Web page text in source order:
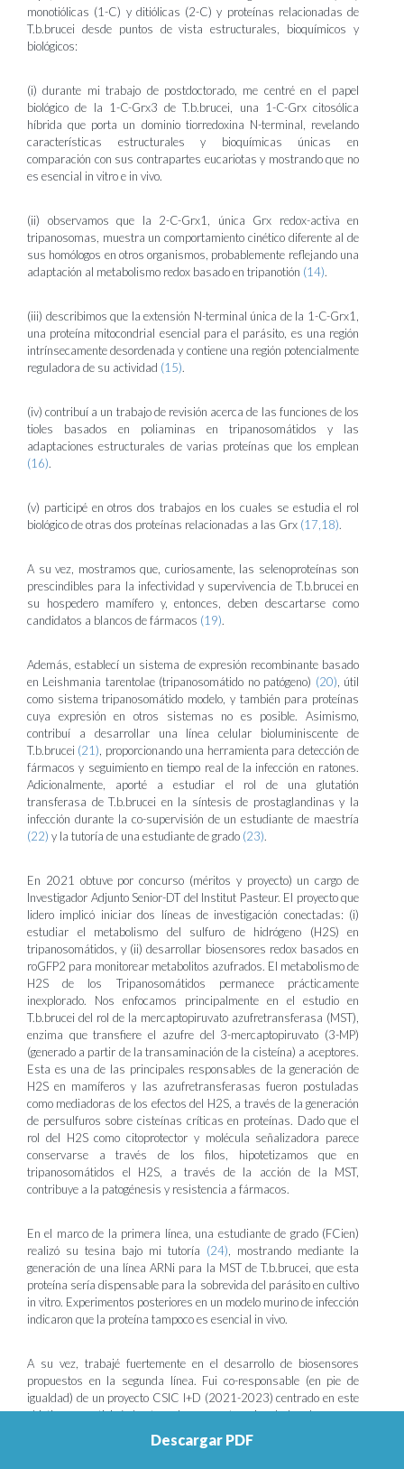
monotiólicas (1-C) y ditiólicas (2-C) y proteínas relacionadas de
T.b.brucei desde puntos de vista estructurales, bioquímicos y
biológicos:
(i) durante mi trabajo de postdoctorado, me centré en el papel
biológico de la 1-C-Grx3 de T.b.brucei, una 1-C-Grx citosólica
híbrida que porta un dominio tiorredoxina N-terminal, revelando
características estructurales y bioquímicas únicas en
comparación con sus contrapartes eucariotas y mostrando que no
es esencial in vitro e in vivo.
(ii) observamos que la 2-C-Grx1, única Grx redox-activa en
tripanosomas, muestra un comportamiento cinético diferente al de
sus homólogos en otros organismos, probablemente reflejando una
adaptación al metabolismo redox basado en tripanotión (14).
(iii) describimos que la extensión N-terminal única de la 1-C-Grx1,
una proteína mitocondrial esencial para el parásito, es una región
intrínsecamente desordenada y contiene una región potencialmente
reguladora de su actividad (15).
(iv) contribuí a un trabajo de revisión acerca de las funciones de los
tioles basados en poliaminas en tripanosomátidos y las
adaptaciones estructurales de varias proteínas que los emplean
(16).
(v) participé en otros dos trabajos en los cuales se estudia el rol
biológico de otras dos proteínas relacionadas a las Grx (17, 18).
A su vez, mostramos que, curiosamente, las selenoproteínas son
prescindibles para la infectividad y supervivencia de T.b.brucei en
su hospedero mamífero y, entonces, deben descartarse como
candidatos a blancos de fármacos (19).
Además, establecí un sistema de expresión recombinante basado
en Leishmania tarentolae (tripanosomátido no patógeno) (20) , útil
como sistema tripanosomátido modelo, y también para proteínas
cuya expresión en otros sistemas no es posible. Asimismo,
contribuí a desarrollar una línea celular bioluminiscente de
T.b.brucei (21) , proporcionando una herramienta para detección de
fármacos y seguimiento en tiempo real de la infección en ratones.
Adicionalmente, aporté a estudiar el rol de una glutatión
transferasa de T.b.brucei en la síntesis de prostaglandinas y la
infección durante la co-supervisión de un estudiante de maestría
(22) y la tutoría de una estudiante de grado (23).
En 2021 obtuve por concurso (méritos y proyecto) un cargo de
Investigador Adjunto Senior-DT del Institut Pasteur. El proyecto que
lidero implicó iniciar dos líneas de investigación conectadas: (i)
estudiar el metabolismo del sulfuro de hidrógeno (H2S) en
tripanosomátidos, y (ii) desarrollar biosensores redox basados en
roGFP2 para monitorear metabolitos azufrados. El metabolismo de
H2S de los Tripanosomátidos permanece prácticamente
inexplorado. Nos enfocamos principalmente en el estudio en
T.b.brucei del rol de la mercaptopiruvato azufretransferasa (MST),
enzima que transfiere el azufre del 3-mercaptopiruvato (3-MP)
(generado a partir de la transaminación de la cisteína) a aceptores.
Esta es una de las principales responsables de la generación de
H2S en mamíferos y las azufretransferasas fueron postuladas
como mediadoras de los efectos del H2S, a través de la generación
de persulfuros sobre cisteínas críticas en proteínas. Dado que el
rol del H2S como citoprotector y molécula señalizadora parece
conservarse a través de los filos, hipotetizamos que en
tripanosomátidos el H2S, a través de la acción de la MST,
contribuye a la patogénesis y resistencia a fármacos.
En el marco de la primera línea, una estudiante de grado (FCien)
realizó su tesina bajo mi tutoría (24) , mostrando mediante la
generación de una línea ARNi para la MST de T.b.brucei, que esta
proteína sería dispensable para la sobrevida del parásito en cultivo
in vitro. Experimentos posteriores en un modelo murino de infección
indicaron que la proteína tampoco es esencial in vivo.
A su vez, trabajé fuertemente en el desarrollo de biosensores
propuestos en la segunda línea. Fui co-responsable (en pie de
igualdad) de un proyecto CSIC I+D (2021-2023) centrado en este
objetivo, y participé de otros dos proyectos vinculados. Logramos
diseñar un biosensor para 3-MP, que se expresa en forma estable
y es funcional en tripanosomátidos. También expresamos este
Descargar PDF